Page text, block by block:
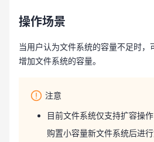
操作场景
当用户认为文件系统的容量不足时
增加文件系统的容量。
注意
目前文件系统仅支持扩容操
购置小容量新文件系统后进行